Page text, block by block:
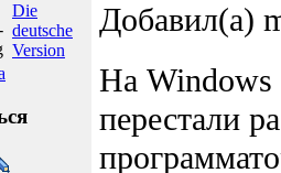
Die
deutsche
Version
Добавил(а)
На Windows
перестали